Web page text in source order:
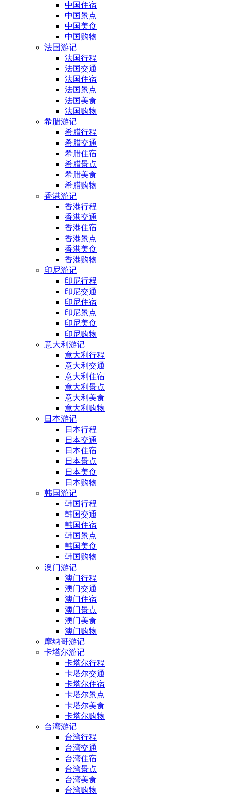
中国住宿
中国景点
中国美食
中国购物
法国游记
法国行程
法国交通
法国住宿
法国景点
法国美食
法国购物
希腊游记
希腊行程
希腊交通
希腊住宿
希腊景点
希腊美食
希腊购物
香港游记
香港行程
香港交通
香港住宿
香港景点
香港美食
香港购物
印尼游记
印尼行程
印尼交通
印尼住宿
印尼景点
印尼美食
印尼购物
意大利游记
意大利行程
意大利交通
意大利住宿
意大利景点
意大利美食
意大利购物
日本游记
日本行程
日本交通
日本住宿
日本景点
日本美食
日本购物
韩国游记
韩国行程
韩国交通
韩国住宿
韩国景点
韩国美食
韩国购物
澳门游记
澳门行程
澳门交通
澳门住宿
澳门景点
澳门美食
澳门购物
摩纳哥游记
卡塔尔游记
卡塔尔行程
卡塔尔交通
卡塔尔住宿
卡塔尔景点
卡塔尔美食
卡塔尔购物
台湾游记
台湾行程
台湾交通
台湾住宿
台湾景点
台湾美食
台湾购物